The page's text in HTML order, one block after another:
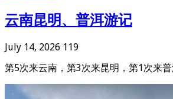
云南昆明、普洱游记
July 14, 2026 119
第5次来云南，第3次来昆明，第1次来普